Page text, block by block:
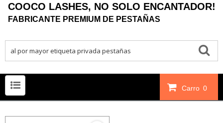
COOCO LASHES, NO SOLO ENCANTADOR!
FABRICANTE PREMIUM DE PESTAÑAS
Carro 0